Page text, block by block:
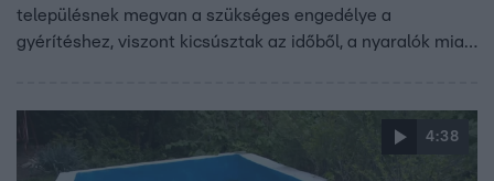
településnek megvan a szükséges engedélye a
gyérítéshez, viszont kicsúsztak az időből, a nyaralók miatt
4:38